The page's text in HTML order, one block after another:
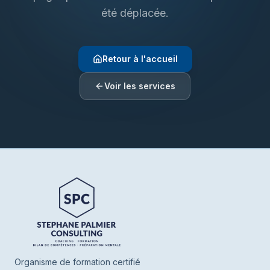
été déplacée.
Retour à l'accueil
Voir les services
Henrie SPC
En ligne
Bonjour ! Je suis Henrie votre assistant de
SPC. Parlez-moi de vous ou de ce que
vous cherchez, je vous oriente vers nos
Organisme de formation certifié